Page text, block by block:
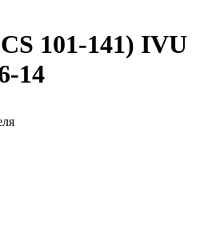
101-141) IVU
14